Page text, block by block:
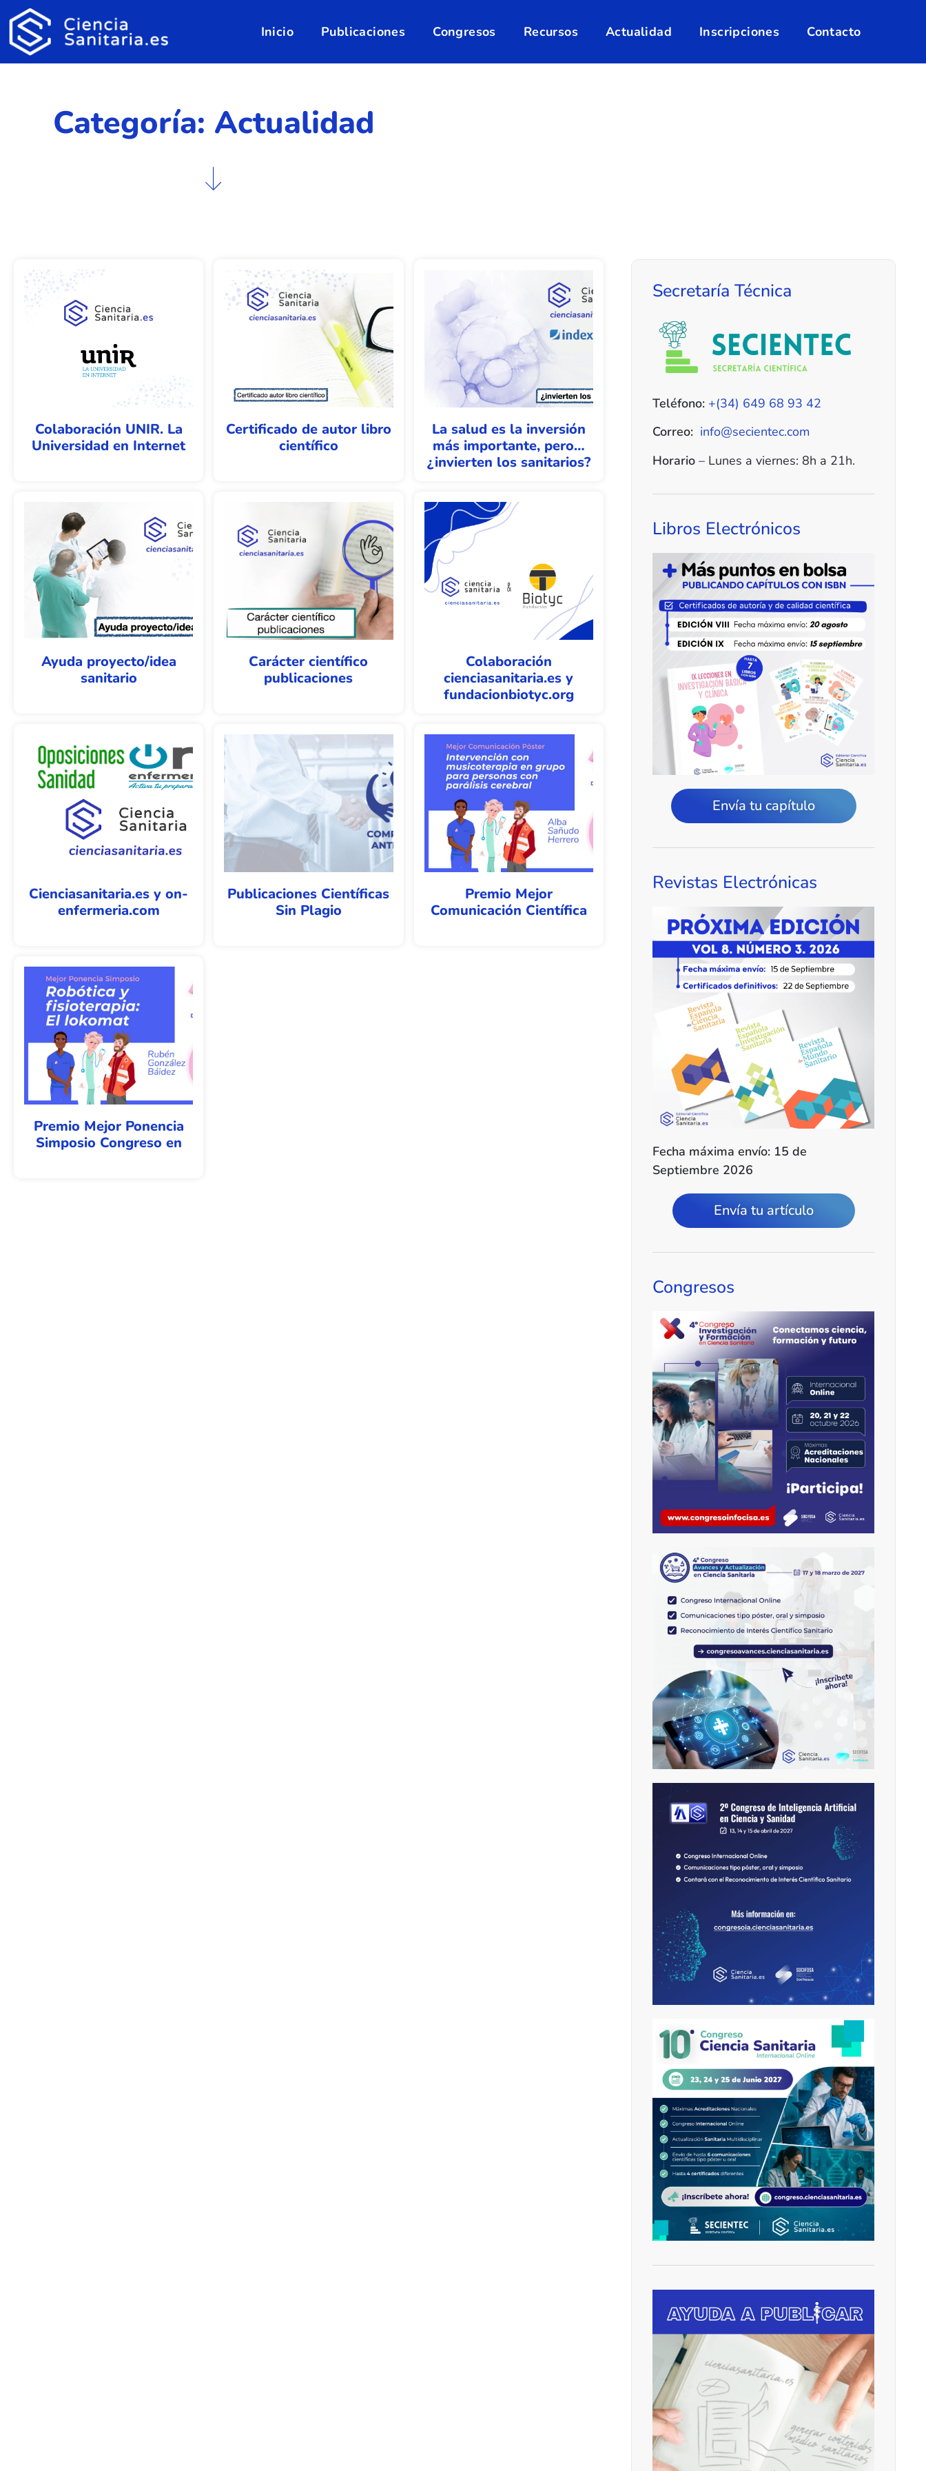
Inicio Publicaciones Congresos Recursos Actualidad Inscripciones Contacto
Categoría: Actualidad
Colaboración UNIR. La
Universidad en Internet
Certificado de autor libro
científico
La salud es la inversión
más importante, pero…
¿invierten los sanitarios?
Ayuda proyecto/idea
sanitario
Carácter científico
publicaciones
Colaboración
cienciasanitaria.es y
fundacionbiotyc.org
Cienciasanitaria.es y on-
enfermeria.com
Publicaciones Científicas
Sin Plagio
Premio Mejor
Comunicación Científica
Premio Mejor Ponencia
Simposio Congreso en
Secretaría Técnica
Teléfono: +(34) 649 68 93 42
Correo: info@secientec.com
Horario – Lunes a viernes: 8h a 21h.
Libros Electrónicos
Envía tu capítulo
Revistas Electrónicas
Fecha máxima envío: 15 de
Septiembre 2026
Envía tu artículo
Congresos